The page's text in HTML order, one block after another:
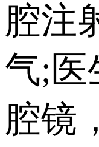
腔注
气;医
腔镜